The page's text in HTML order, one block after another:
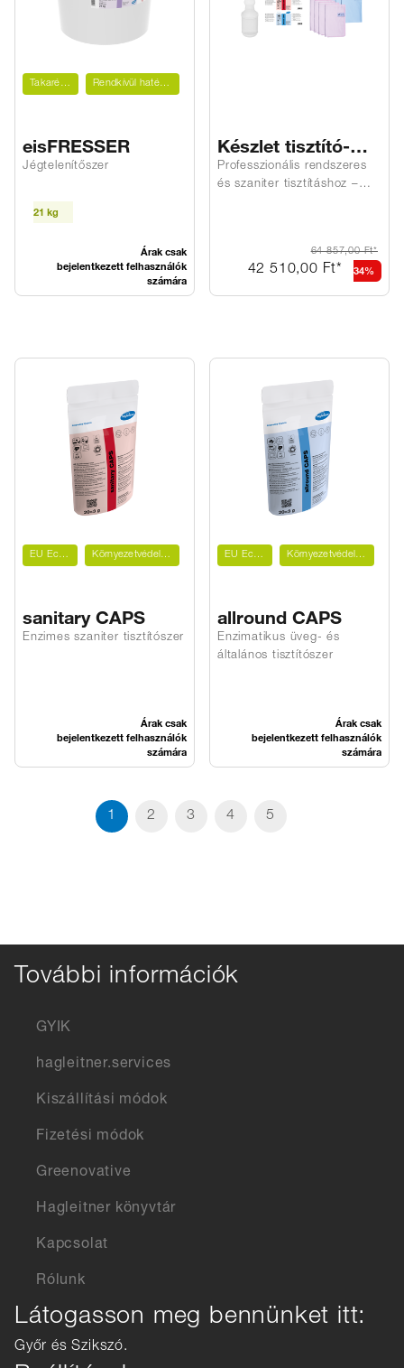
Takarékos Rendkívül hatékony
eisFRESSER
Jégtelenítőszer
21 kg
Árak csak
bejelentkezett felhasználók
számára
Készlet tisztító-
CAPS
Professzionális rendszeres
és szaniter tisztításhoz –
64 857,00 Ft*
42 510,00 Ft* 34%
EU Ecolabel Környezetvédelmi címke
sanitary CAPS
Enzimes szaniter tisztítószer
Árak csak
bejelentkezett felhasználók
számára
EU Ecolabel Környezetvédelmi címke
allround CAPS
Enzimatikus üveg- és
általános tisztítószer
Árak csak
bejelentkezett felhasználók
számára
1 2 3 4 5
További információk
GYIK
hagleitner.services
Kiszállítási módok
Fizetési módok
Greenovative
Hagleitner könyvtár
Kapcsolat
Rólunk
Látogasson meg bennünket itt:
Győr és Szikszó.